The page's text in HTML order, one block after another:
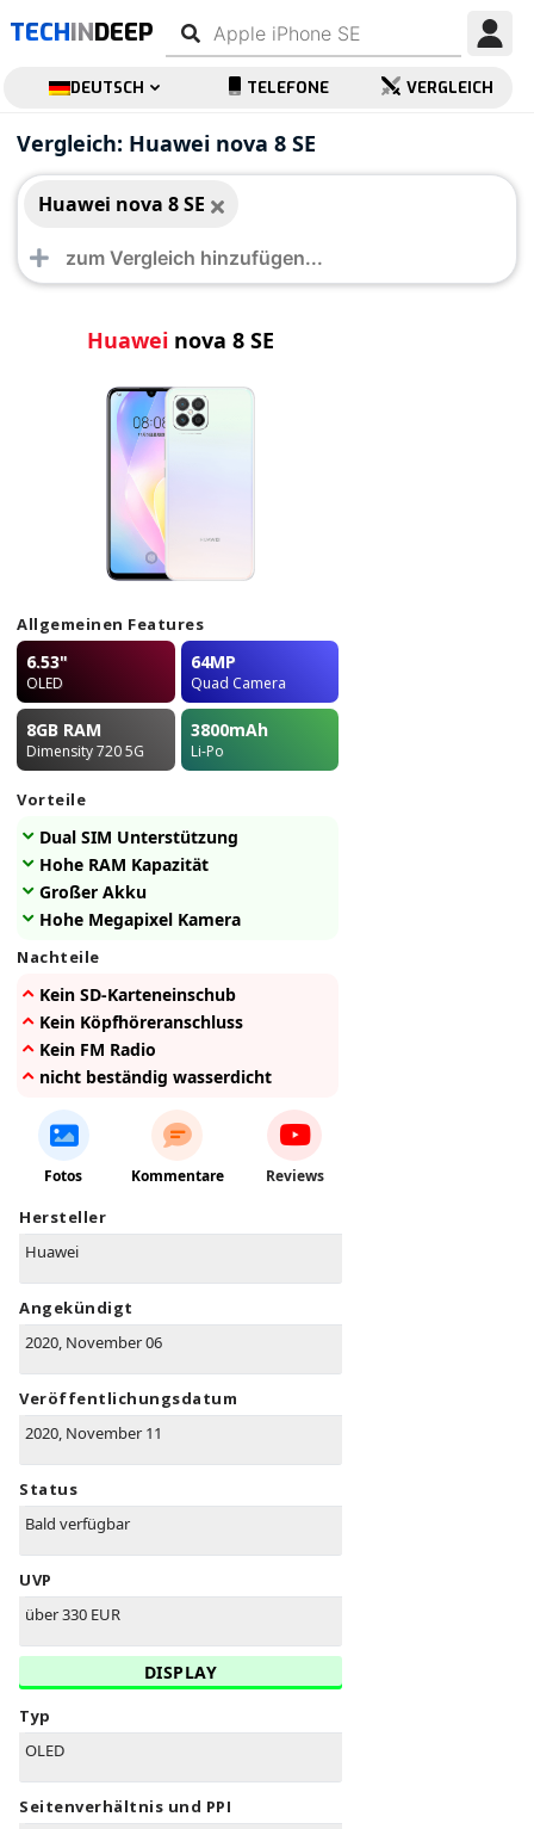
TECHINDEEP
DEUTSCH TELEFONE VERGLEICH
Vergleich: Huawei nova 8 SE
Huawei nova 8 SE
Huawei nova 8 SE
Huawei nova 8 SE
Allgemeinen Features
6.53"
OLED
64MP
Quad Camera
8GB RAM
Dimensity 720 5G
3800mAh
Li-Po
Vorteile
Dual SIM Unterstützung
Hohe RAM Kapazität
Großer Akku
Hohe Megapixel Kamera
Nachteile
Kein SD-Karteneinschub
Kein Köpfhöreranschluss
Kein FM Radio
nicht beständig wasserdicht
Fotos Kommentare Reviews
Hersteller
Huawei
Angekündigt
2020, November 06
Veröffentlichungsdatum
2020, November 11
Status
Bald verfügbar
UVP
über 330 EUR
DISPLAY
Typ
OLED
Seitenverhältnis und PPI